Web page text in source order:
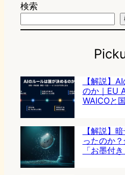
検索
【解説】
のか｜EU
WAICOと
【解説】
ったのか
「お墨付